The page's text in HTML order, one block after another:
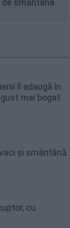
smântână
îl adaugă în
mai bogat
și smântână
cu